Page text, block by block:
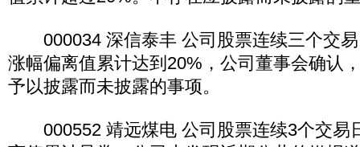
000034 深信泰丰 公司股票连续三个交易
涨幅偏离值累计达到20%，公司董事会确认
予以披露而未披露的事项。
000552 靖远煤电 公司股票连续3个交易